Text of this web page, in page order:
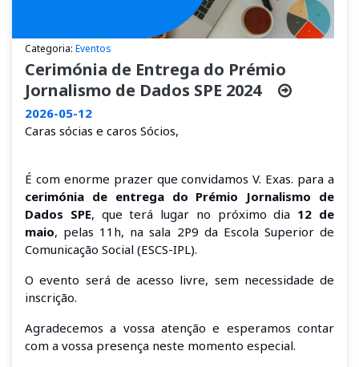
Categoria: Eventos
Cerimónia de Entrega do Prémio
Jornalismo de Dados SPE 2024
2026-05-12
Caras sócias e caros Sócios,
É com enorme prazer que convidamos V. Exas. para a
cerimónia de entrega do Prémio Jornalismo de
Dados SPE, que terá lugar no próximo dia 12 de
maio, pelas 11h, na sala 2P9 da Escola Superior de
Comunicação Social (ESCS-IPL).
O evento será de acesso livre, sem necessidade de
inscrição.
Agradecemos a vossa atenção e esperamos contar
com a vossa presença neste momento especial.